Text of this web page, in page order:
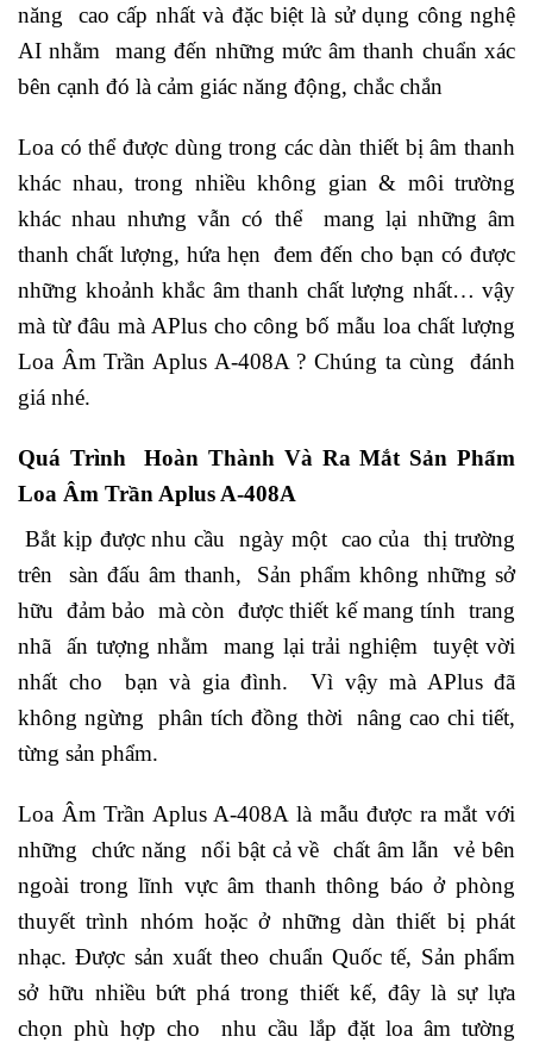
năng cao cấp nhất và đặc biệt là sử dụng công nghệ
AI nhằm mang đến những mức âm thanh chuẩn xác
bên cạnh đó là cảm giác năng động, chắc chắn
Loa có thể được dùng trong các dàn thiết bị âm thanh
khác nhau, trong nhiều không gian & môi trường
khác nhau nhưng vẫn có thể mang lại những âm
thanh chất lượng, hứa hẹn đem đến cho bạn có được
những khoảnh khắc âm thanh chất lượng nhất… vậy
mà từ đâu mà APlus cho công bố mẫu loa chất lượng
Loa Âm Trần Aplus A-408A ? Chúng ta cùng đánh
giá nhé.
Quá Trình Hoàn Thành Và Ra Mắt Sản Phẩm
Loa Âm Trần Aplus A-408A
Bắt kịp được nhu cầu ngày một cao của thị trường
trên sàn đấu âm thanh, Sản phẩm không những sở
hữu đảm bảo mà còn được thiết kế mang tính trang
nhã ấn tượng nhằm mang lại trải nghiệm tuyệt vời
nhất cho bạn và gia đình. Vì vậy mà APlus đã
không ngừng phân tích đồng thời nâng cao chi tiết,
từng sản phẩm.
Loa Âm Trần Aplus A-408A là mẫu được ra mắt với
những chức năng nổi bật cả về chất âm lẫn vẻ bên
ngoài trong lĩnh vực âm thanh thông báo ở phòng
thuyết trình nhóm hoặc ở những dàn thiết bị phát
nhạc. Được sản xuất theo chuẩn Quốc tế, Sản phẩm
sở hữu nhiều bứt phá trong thiết kế, đây là sự lựa
chọn phù hợp cho nhu cầu lắp đặt loa âm tường